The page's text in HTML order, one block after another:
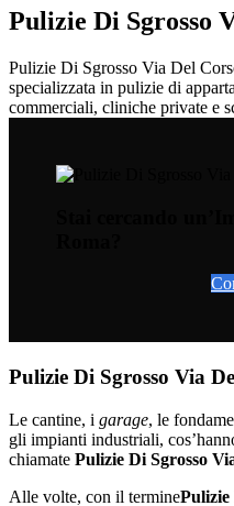
Pulizie Di Sgrosso
Pulizie Di Sgrosso Via Del
specializzata in pulizie di
commerciali, cliniche private e
Pulizie Di Sgrosso Via
Le cantine, i garage, le
gli impianti industriali,
chiamate Pulizie Di Sgrosso
Alle volte, con il terminePulizie